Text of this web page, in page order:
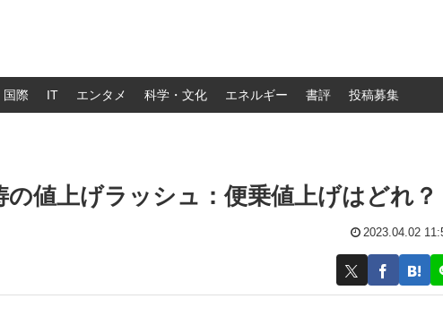
国際 IT エンタメ 科学・文化 エネルギー 書評 投稿募集
値上げラッシュ：便乗値上げはどれ？
2023.04.02